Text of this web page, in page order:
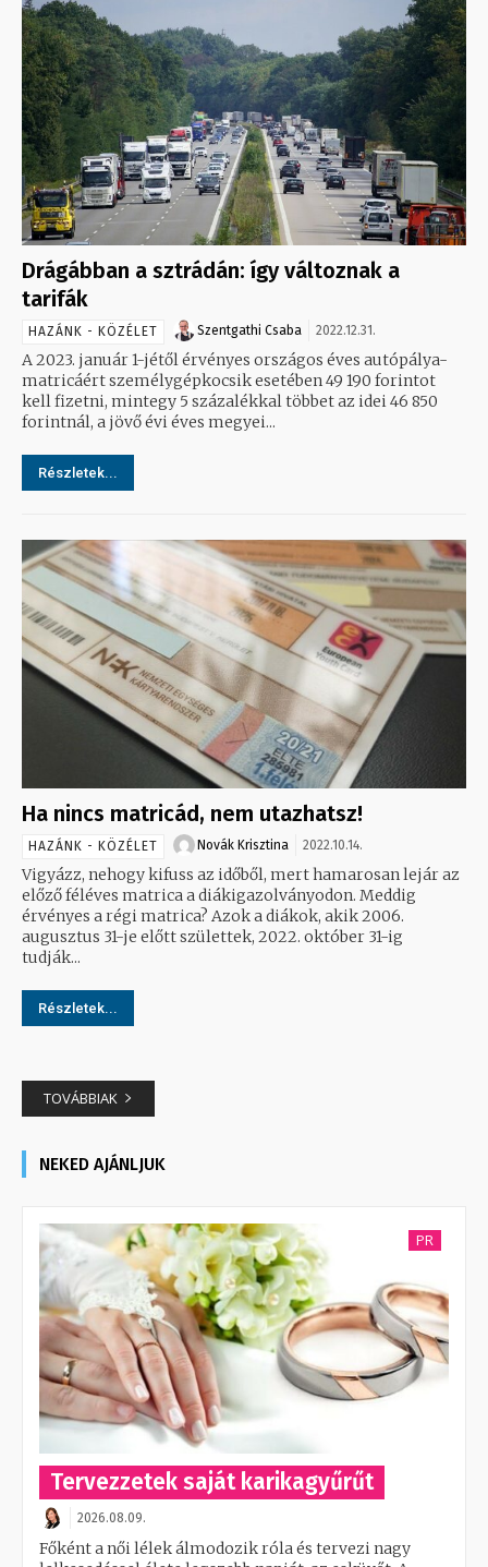
Drágábban a sztrádán: így változnak a
tarifák
HAZÁNK - KÖZÉLET Szentgathi Csaba 2022.12.31.
A 2023. január 1-jétől érvényes országos éves autópálya-
matricáért személygépkocsik esetében 49 190 forintot
kell fizetni, mintegy 5 százalékkal többet az idei 46 850
forintnál, a jövő évi éves megyei...
Részletek...
Ha nincs matricád, nem utazhatsz!
HAZÁNK - KÖZÉLET Novák Krisztina 2022.10.14.
Vigyázz, nehogy kifuss az időből, mert hamarosan lejár az
előző féléves matrica a diákigazolványodon. Meddig
érvényes a régi matrica? Azok a diákok, akik 2006.
augusztus 31-je előtt születtek, 2022. október 31-ig
tudják...
Részletek...
TOVÁBBIAK
NEKED AJÁNLJUK
PR
Tervezzetek saját karikagyűrűt
2026.08.09.
Főként a női lélek álmodozik róla és tervezi nagy